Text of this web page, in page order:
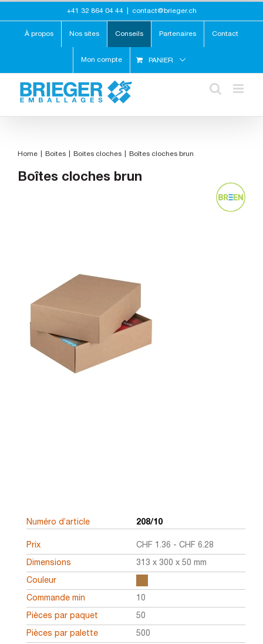
content
+41 32 864 04 44 contact@brieger.ch
À propos Nos sites Conseils Partenaires Contact
Mon compte PANIER
Home Boites Boites cloches Boîtes cloches brun
Boîtes cloches brun
Numéro d’article 208/10
Prix CHF 1.36 - CHF 6.28
Dimensions 313 x 300 x 50 mm
Couleur
Commande min 10
Pièces par paquet 50
Pièces par palette 500